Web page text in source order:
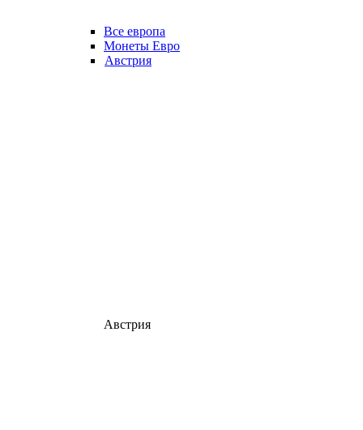
Все европа
Монеты Евро
Австрия
Австрия